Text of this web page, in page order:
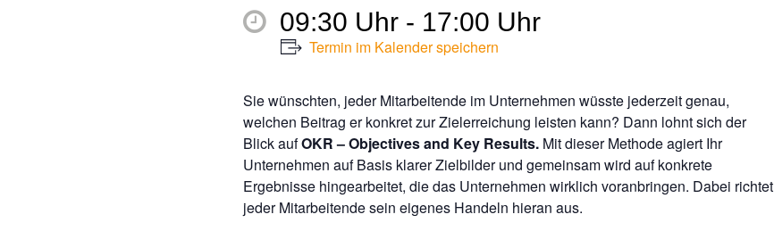
09:30 Uhr - 17:00 Uhr
Termin im Kalender speichern
Sie wünschten, jeder Mitarbeitende im Unternehmen wüsste jederzeit genau,
welchen Beitrag er konkret zur Zielerreichung leisten kann? Dann lohnt sich der
Blick aufOKR – Objectives and Key Results. Mit dieser Methode agiert Ihr
Unternehmen auf Basis klarer Zielbilder und gemeinsam wird auf konkrete
Ergebnisse hingearbeitet, die das Unternehmen wirklich voranbringen. Dabei richtet
jeder Mitarbeitende sein eigenes Handeln hieran aus.